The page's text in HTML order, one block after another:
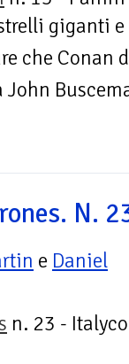
giganti
che Conan
N.
e Daniel
n. 23 -